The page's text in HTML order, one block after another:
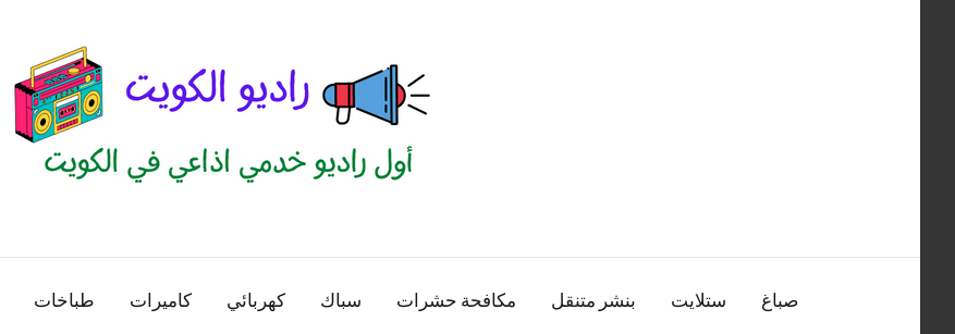
الكويت
منصة
اذاعية
صباغ ستلايت بنشر متنقل مكافحة حشرات سباك كهربائي كاميرات طباخات